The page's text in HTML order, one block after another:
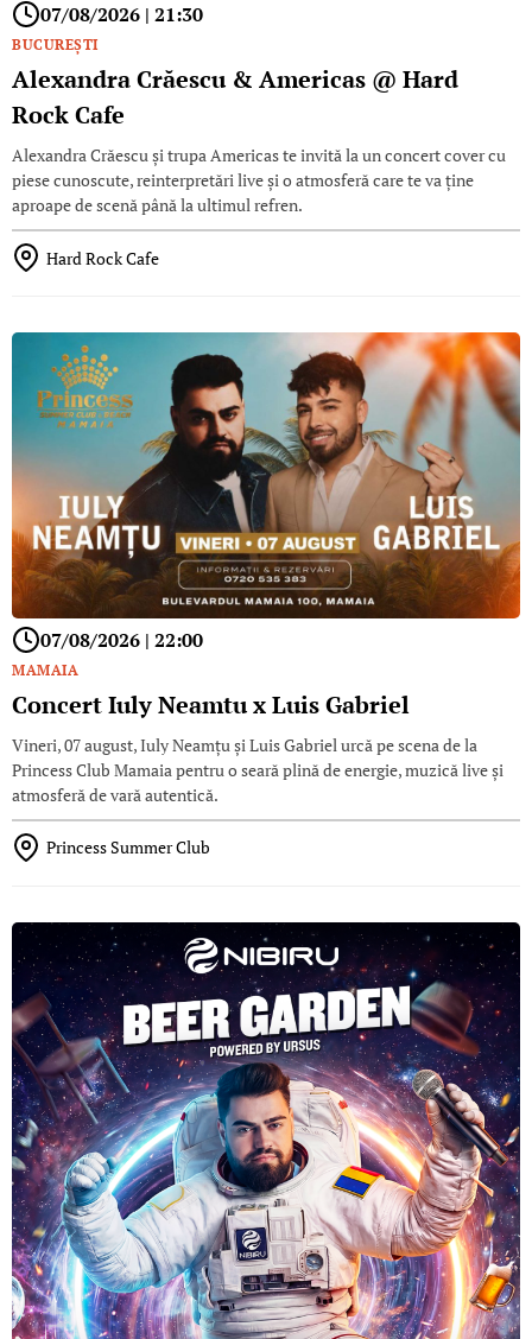
07/08/2026 | 21:30
BUCUREŞTI
Alexandra Crăescu & Americas @ Hard
Rock Cafe
Alexandra Crăescu și trupa Americas te invită la un concert cover cu
piese cunoscute, reinterpretări live și o atmosferă care te va ține
aproape de scenă până la ultimul refren.
Hard Rock Cafe
07/08/2026 | 22:00
MAMAIA
Concert Iuly Neamtu x Luis Gabriel
Vineri, 07 august, Iuly Neamțu și Luis Gabriel urcă pe scena de la
Princess Club Mamaia pentru o seară plină de energie, muzică live și
atmosferă de vară autentică.
Princess Summer Club